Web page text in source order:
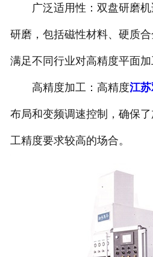
广泛适用性：双盘研磨机
研磨，包括磁性材料、硬质
满足不同行业对高精度平面加
高精度加工：高精度江
布局和变频调速控制，确保
工精度要求较高的场合。